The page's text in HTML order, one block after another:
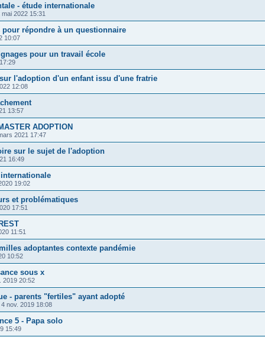
- étude internationale
mai 2022 15:31
pour répondre à un questionnaire
10:07
pour un travail école
l'adoption d'un enfant issu d'une fratrie
12:08
13:57
ADOPTION
2021 17:47
sur le sujet de l'adoption
16:49
19:02
et problématiques
17:51
11:51
adoptantes contexte pandémie
10:52
sous x
2019 20:52
- parents "fertiles" ayant adopté
4 nov. 2019 18:08
5 - Papa solo
15:49